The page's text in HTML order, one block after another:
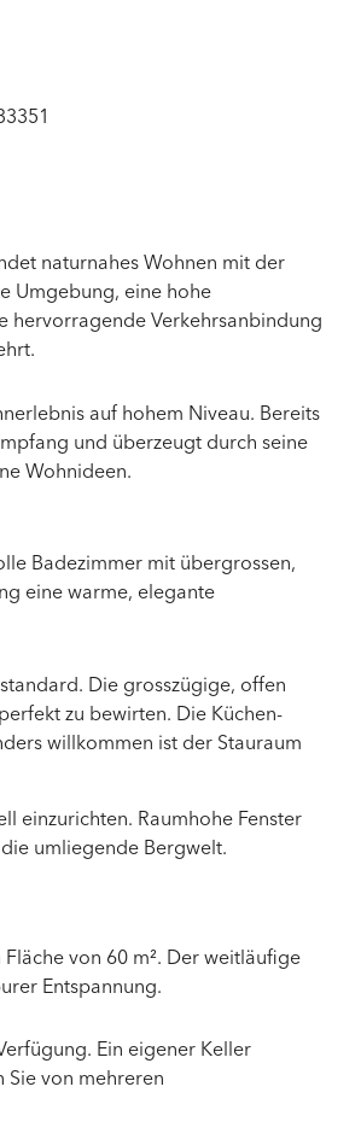
naturnahes Wohnen mit der
Umgebung, eine hohe
hervorragende Verkehrsanbindung
auf hohem Niveau. Bereits
und überzeugt durch seine
Wohnideen.
Badezimmer mit übergrossen,
eine warme, elegante
Die grosszügige, offen
zu bewirten. Die Küchen-
willkommen ist der Stauraum
einzurichten. Raumhohe Fenster
umliegende Bergwelt.
von 60 m². Der weitläufige
Entspannung.
Ein eigener Keller
von mehreren